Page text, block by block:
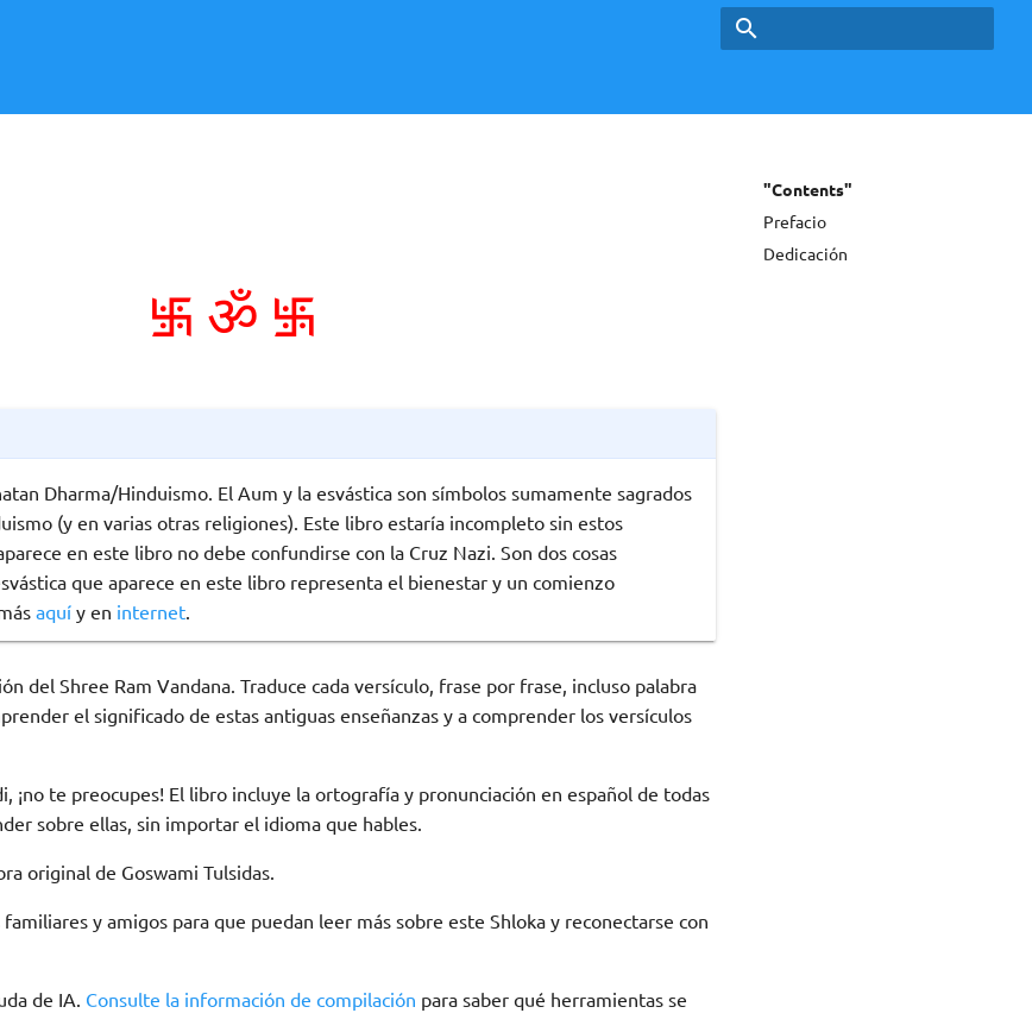
"Contents"
Prefacio
Dedicación
࿗ ॐ ࿗
Dharma/Hinduismo. El Aum y la esvástica son símbolos sumamente sagrados
(y en varias otras religiones). Este libro estaría incompleto sin estos
en este libro no debe confundirse con la Cruz Nazi. Son dos cosas
que aparece en este libro representa el bienestar y un comienzo
aquí y en internet.
del Shree Ram Vandana. Traduce cada versículo, frase por frase, incluso palabra
el significado de estas antiguas enseñanzas y a comprender los versículos
¡no te preocupes! El libro incluye la ortografía y pronunciación en español de todas
sobre ellas, sin importar el idioma que hables.
original de Goswami Tulsidas.
y amigos para que puedan leer más sobre este Shloka y reconectarse con
de IA. Consulte la información de compilación para saber qué herramientas se